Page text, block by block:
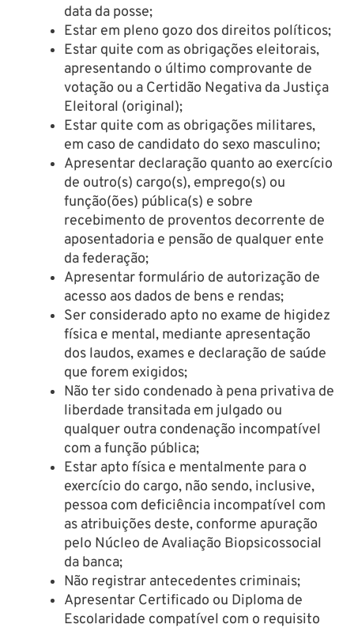
data da posse;
Estar em pleno gozo dos direitos políticos;
Estar quite com as obrigações eleitorais,
apresentando o último comprovante de
votação ou a Certidão Negativa da Justiça
Eleitoral (original);
Estar quite com as obrigações militares,
em caso de candidato do sexo masculino;
Apresentar declaração quanto ao exercício
de outro(s) cargo(s), emprego(s) ou
função(ões) pública(s) e sobre
recebimento de proventos decorrente de
aposentadoria e pensão de qualquer ente
da federação;
Apresentar formulário de autorização de
acesso aos dados de bens e rendas;
Ser considerado apto no exame de higidez
física e mental, mediante apresentação
dos laudos, exames e declaração de saúde
que forem exigidos;
Não ter sido condenado à pena privativa de
liberdade transitada em julgado ou
qualquer outra condenação incompatível
com a função pública;
Estar apto física e mentalmente para o
exercício do cargo, não sendo, inclusive,
pessoa com deficiência incompatível com
as atribuições deste, conforme apuração
pelo Núcleo de Avaliação Biopsicossocial
da banca;
Não registrar antecedentes criminais;
Apresentar Certificado ou Diploma de
Escolaridade compatível com o requisito